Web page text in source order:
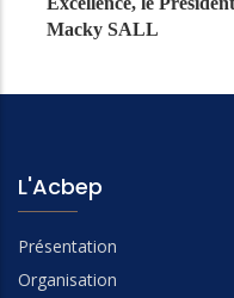
Macky SALL
L'Acbep
Présentation
Organisation